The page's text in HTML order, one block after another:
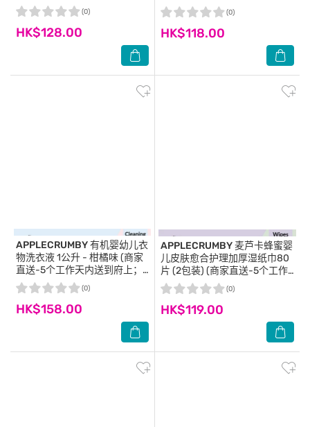
上；满$500免运)
HK$128.00
(0)
上；满$500免运)
HK$118.00
(0)
APPLECRUMBY有机婴幼儿衣
物洗衣液 1公升 - 柑橘味 (商家
直送-5个工作天内送到府上；
满$500免运)
HK$158.00
(0)
APPLECRUMBY麦芦卡蜂蜜婴
儿皮肤愈合护理加厚湿纸巾80
片 (2包装) (商家直送-5个工作
天内送到府上；满$500免运)
HK$119.00
(0)